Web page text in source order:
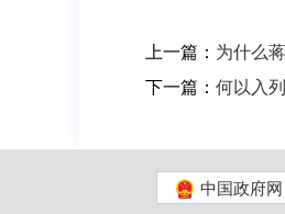
上一篇： 为什么
下一篇： 何以入
中国政府网